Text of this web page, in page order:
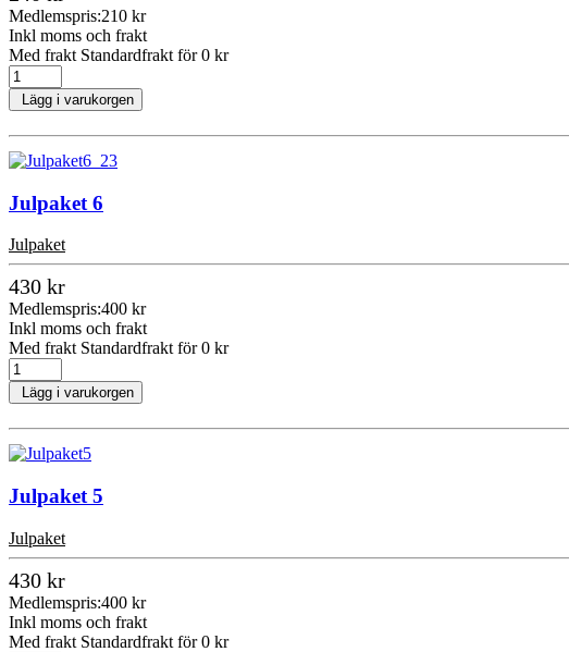
Medlemspris:210 kr
Inkl moms och frakt
Med frakt Standardfrakt för 0 kr
Lägg i varukorgen
Julpaket 6
Julpaket
430 kr
Medlemspris:400 kr
Inkl moms och frakt
Med frakt Standardfrakt för 0 kr
Lägg i varukorgen
Julpaket 5
Julpaket
430 kr
Medlemspris:400 kr
Inkl moms och frakt
Med frakt Standardfrakt för 0 kr